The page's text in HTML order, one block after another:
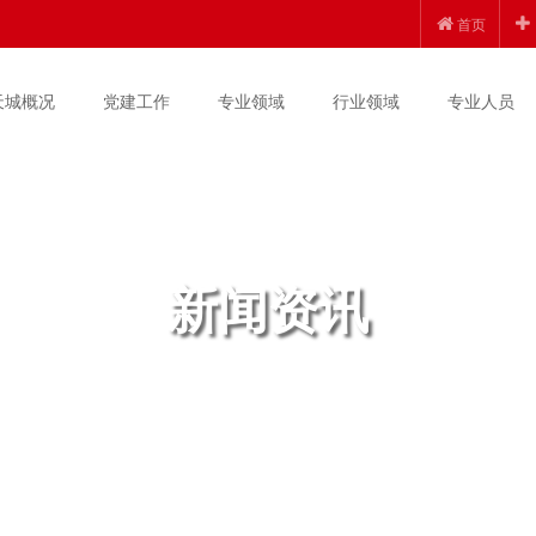
首页
城概况 党建工作 专业领域 行业领域 专业人员
新闻资讯